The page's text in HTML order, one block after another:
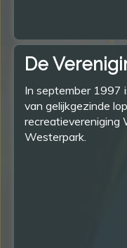
De
In september 1997
van gelijkgezinde
recreatievereniging
Westerpark.